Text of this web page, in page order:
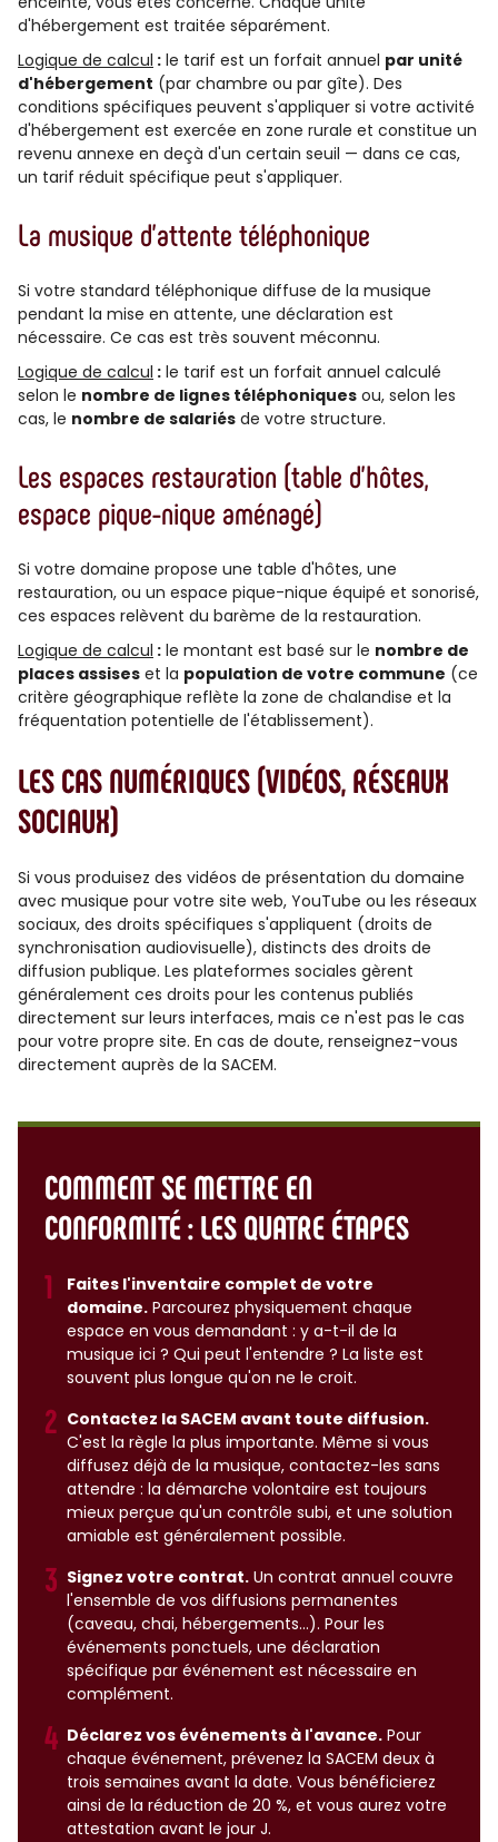
d'hébergement est traitée séparément.
Logique de calcul : le tarif est un forfait annuel par unité
d'hébergement (par chambre ou par gîte). Des
conditions spécifiques peuvent s'appliquer si votre activité
d'hébergement est exercée en zone rurale et constitue un
revenu annexe en deçà d'un certain seuil — dans ce cas,
un tarif réduit spécifique peut s'appliquer.
La musique d'attente téléphonique
Si votre standard téléphonique diffuse de la musique
pendant la mise en attente, une déclaration est
nécessaire. Ce cas est très souvent méconnu.
Logique de calcul : le tarif est un forfait annuel calculé
selon le nombre de lignes téléphoniques ou, selon les
cas, le nombre de salariés de votre structure.
Les espaces restauration (table d'hôtes,
espace pique-nique aménagé)
Si votre domaine propose une table d'hôtes, une
restauration, ou un espace pique-nique équipé et sonorisé,
ces espaces relèvent du barème de la restauration.
Logique de calcul : le montant est basé sur le nombre de
places assises et la population de votre commune (ce
critère géographique reflète la zone de chalandise et la
fréquentation potentielle de l'établissement).
LES CAS NUMÉRIQUES (VIDÉOS, RÉSEAUX
SOCIAUX)
Si vous produisez des vidéos de présentation du domaine
avec musique pour votre site web, YouTube ou les réseaux
sociaux, des droits spécifiques s'appliquent (droits de
synchronisation audiovisuelle), distincts des droits de
diffusion publique. Les plateformes sociales gèrent
généralement ces droits pour les contenus publiés
directement sur leurs interfaces, mais ce n'est pas le cas
pour votre propre site. En cas de doute, renseignez-vous
directement auprès de la SACEM.
COMMENT SE METTRE EN
CONFORMITÉ : LES QUATRE ÉTAPES
Faites l'inventaire complet de votre
domaine. Parcourez physiquement chaque
espace en vous demandant : y a-t-il de la
musique ici ? Qui peut l'entendre ? La liste est
souvent plus longue qu'on ne le croit.
Contactez la SACEM avant toute diffusion.
C'est la règle la plus importante. Même si vous
diffusez déjà de la musique, contactez-les sans
attendre : la démarche volontaire est toujours
mieux perçue qu'un contrôle subi, et une solution
amiable est généralement possible.
Signez votre contrat. Un contrat annuel couvre
l'ensemble de vos diffusions permanentes
(caveau, chai, hébergements…). Pour les
événements ponctuels, une déclaration
spécifique par événement est nécessaire en
complément.
Déclarez vos événements à l'avance. Pour
chaque événement, prévenez la SACEM deux à
trois semaines avant la date. Vous bénéficierez
ainsi de la réduction de 20 %, et vous aurez votre
attestation avant le jour J.